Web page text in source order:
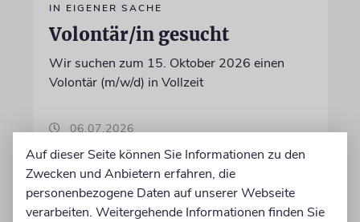
IN EIGENER SACHE
Volontär/in gesucht
Wir suchen zum 15. Oktober 2026 einen
Volontär (m/w/d) in Vollzeit
06.07.2026
Auf dieser Seite können Sie Informationen zu den
Zwecken und Anbietern erfahren, die
personenbezogene Daten auf unserer Webseite
verarbeiten. Weitergehende Informationen finden Sie